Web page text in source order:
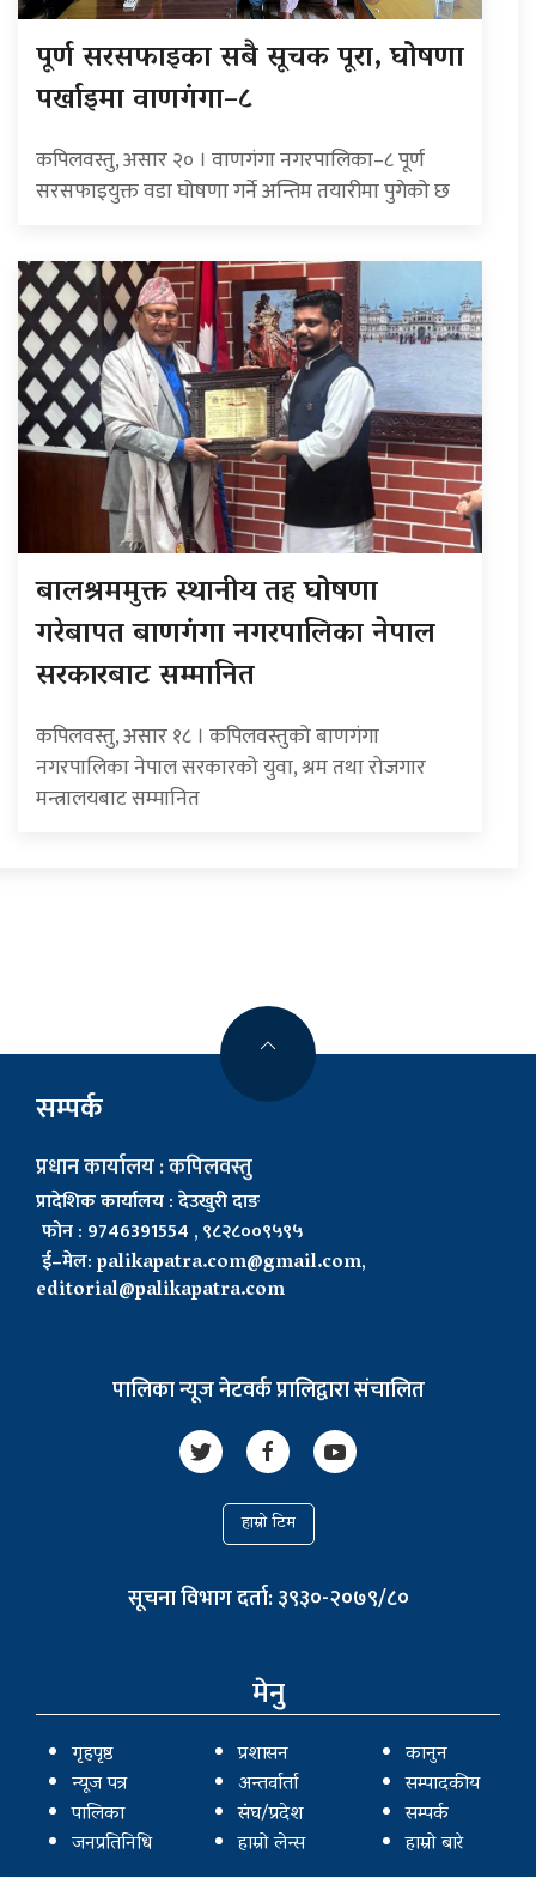
पूर्ण सरसफाइका सबै सूचक पूरा, घोषणा
पर्खाइमा वाणगंगा–८
कपिलवस्तु, असार २० । वाणगंगा नगरपालिका–८ पूर्ण
सरसफाइयुक्त वडा घोषणा गर्ने अन्तिम तयारीमा पुगेको छ
बालश्रममुक्त स्थानीय तह घोषणा
गरेबापत बाणगंगा नगरपालिका नेपाल
सरकारबाट सम्मानित
कपिलवस्तु, असार १८ । कपिलवस्तुको बाणगंगा
नगरपालिका नेपाल सरकारको युवा, श्रम तथा रोजगार
मन्त्रालयबाट सम्मानित
सम्पर्क
प्रधान कार्यालय : कपिलवस्तु
प्रादेशिक कार्यालय : देउखुरी दाङ
फोन : 9746391554 , ९८२८००९५९५
ई–मेल:palikapatra.com@gmail.com,
editorial@palikapatra.com
पालिका न्यूज नेटवर्क प्रालिद्वारा संचालित
हाम्रो टिम
सूचना विभाग दर्ता: ३९३०-२०७९/८०
मेनु
गृहपृष्ठ
न्यूज पत्र
पालिका
जनप्रतिनिधि
प्रशासन
अन्तर्वार्ता
संघ/प्रदेश
हाम्रो लेन्स
कानुन
सम्पादकीय
सम्पर्क
हाम्रो बारे